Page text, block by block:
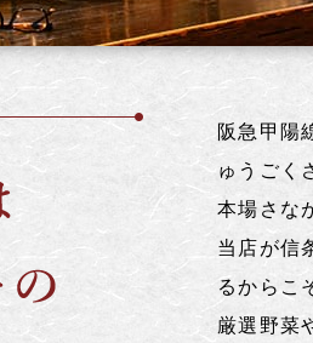
阪急甲陽
ゅうごく
本場さな
当店が信
るからこ
厳選野菜